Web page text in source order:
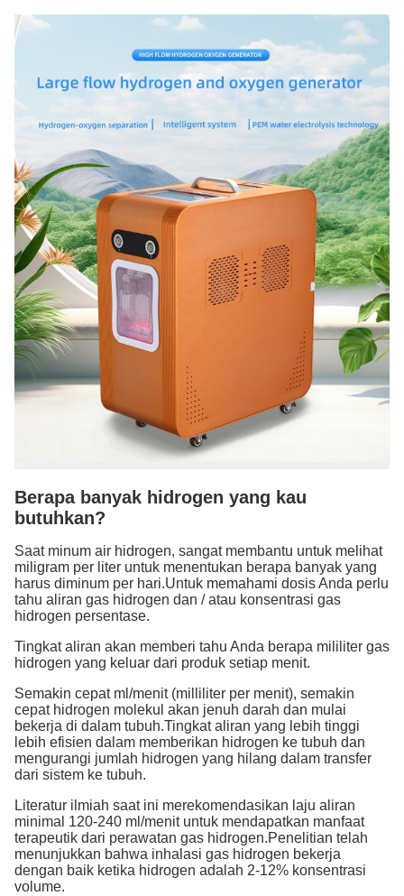
Berapa banyak hidrogen yang kau
butuhkan?
Saat minum air hidrogen, sangat membantu untuk melihat
miligram per liter untuk menentukan berapa banyak yang
harus diminum per hari.Untuk memahami dosis Anda perlu
tahu aliran gas hidrogen dan / atau konsentrasi gas
hidrogen persentase.
Tingkat aliran akan memberi tahu Anda berapa mililiter gas
hidrogen yang keluar dari produk setiap menit.
Semakin cepat ml/menit (milliliter per menit), semakin
cepat hidrogen molekul akan jenuh darah dan mulai
bekerja di dalam tubuh.Tingkat aliran yang lebih tinggi
lebih efisien dalam memberikan hidrogen ke tubuh dan
mengurangi jumlah hidrogen yang hilang dalam transfer
dari sistem ke tubuh.
Literatur ilmiah saat ini merekomendasikan laju aliran
minimal 120-240 ml/menit untuk mendapatkan manfaat
terapeutik dari perawatan gas hidrogen.Penelitian telah
menunjukkan bahwa inhalasi gas hidrogen bekerja
dengan baik ketika hidrogen adalah 2-12% konsentrasi
volume.